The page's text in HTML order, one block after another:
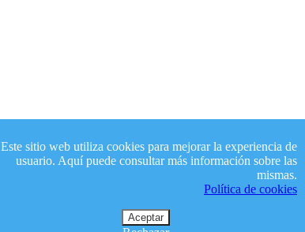
Este sitio web utiliza cookies para mejorar la experiencia de
usuario. Aquí puede consultar más información sobre las
mismas.
Política de cookies
Aceptar